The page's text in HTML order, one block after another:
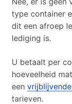
type container
dit een afroep
lediging is.
U betaalt per
hoeveelheid
een
tarieven.